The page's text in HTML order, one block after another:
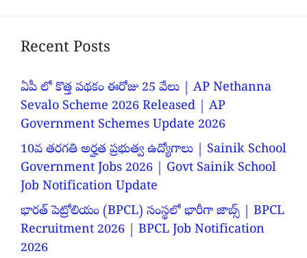
Recent Posts
ఏపీ లో కొత్త పథకం ఈరోజు 25 వేలు | AP Nethanna
Sevalo Scheme 2026 Released | AP
Government Schemes Update 2026
10వ తరగతి అర్హత ప్రభుత్వ ఉద్యోగాలు | Sainik School
Government Jobs 2026 | Govt Sainik School
Job Notification Update
భారత్ పెట్రోలియం (BPCL) సంస్థలో భారీగా జాబ్స్ | BPCL
Recruitment 2026 | BPCL Job Notification
2026